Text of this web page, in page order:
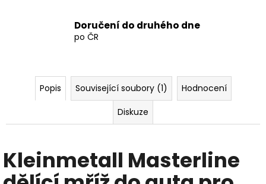
Doručení do druhého dne
po ČR
Popis Související soubory (1)
Hodnocení
Diskuze
Kleinmetall Masterline